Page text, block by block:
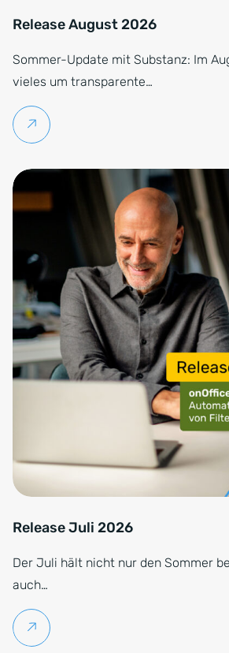
Release August 2026
Sommer-Update mit Substanz: Im
vieles um transparente…
Weiterlesen
Release Juli 2026
Der Juli hält nicht nur den Sommer
auch…
Weiterlesen